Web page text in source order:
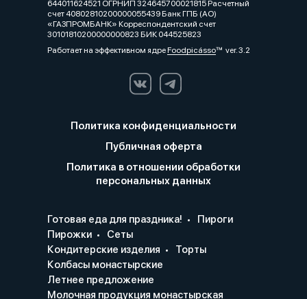
644011624521 ОГРНИП 324645700021815 Расчетный
счет 40802810200000055439 Банк ГПБ (АО)
«ГАЗПРОМБАНК» Корреспондентский счет
30101810200000000823 БИК 044525823
Работает на эффективном ядреFoodpicássover. 3.2
Политика конфиденциальности
Публичная оферта
Политика в отношении обработки
персональных данных
Готовая еда для праздника!
Пироги
Пирожки
Сеты
Кондитерские изделия
Торты
Колбасы монастырские
Летнее предложение
Молочная продукция монастырская